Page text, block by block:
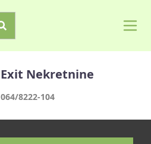
Exit Nekretnine
064/8222-104